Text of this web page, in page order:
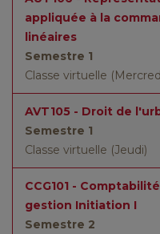
appliquée à la
linéaires
Semestre 1
Classe virtuelle
AVT105 - Droit de
Semestre 1
Classe virtuelle (Jeudi)
CCG101 -
gestion Initiation I
Semestre 2